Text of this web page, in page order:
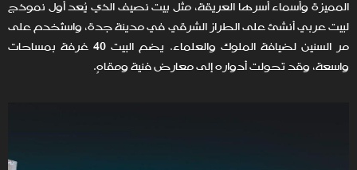
المميزة وأسماء أسرها العريقة، مثل بيت نصيف الذي يُعد أول نموذج
لبيت عربي أنشئ على الطراز الشرقي في مدينة جدة، واستُخدم على
مر السنين لضيافة الملوك والعلماء. يضم البيت 40 غرفة بمساحات
واسعة، وقد تحولت أدواره إلى معارض فنية ومقاهٍ.